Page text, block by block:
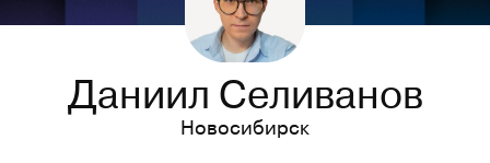
Даниил Селиванов
Новосибирск